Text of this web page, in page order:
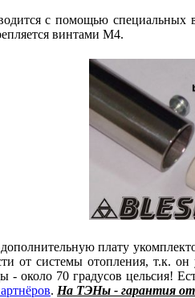
с помощью специальных
винтами М4.
плату
от системы отопления, т.к.
- около 70 градусов цельсия!
. На ТЭНы - гарантия от